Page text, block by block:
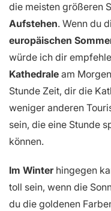
die meisten größeren
Aufstehen. Wenn du
europäischen
würde ich dir
Kathedrale am
Stunde Zeit, dir die
weniger anderen
sein, die eine Stunde
können.
Im Winterhingegen
toll sein, wenn die
du die goldenen